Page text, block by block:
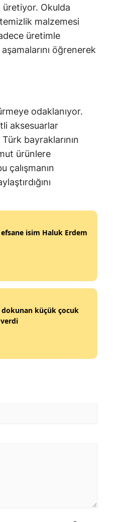
Okulda
malzemesi
üretimle
öğrenerek
odaklanıyor.
aksesuarlar
bayraklarının
ürünlere
çalışmanın
efsane isim Haluk Erdem
küçük çocuk